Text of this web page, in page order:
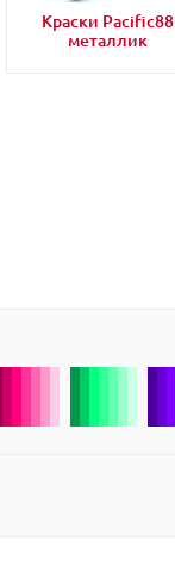
Краски Pacific88
металлик